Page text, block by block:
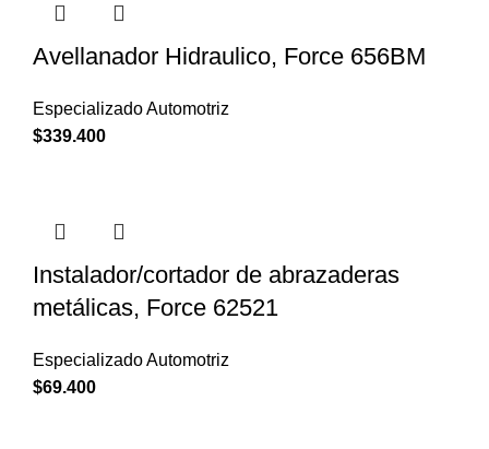
Avellanador Hidraulico, Force 656BM
Especializado Automotriz
$339.400
Instalador/cortador de abrazaderas
metálicas, Force 62521
Especializado Automotriz
$69.400